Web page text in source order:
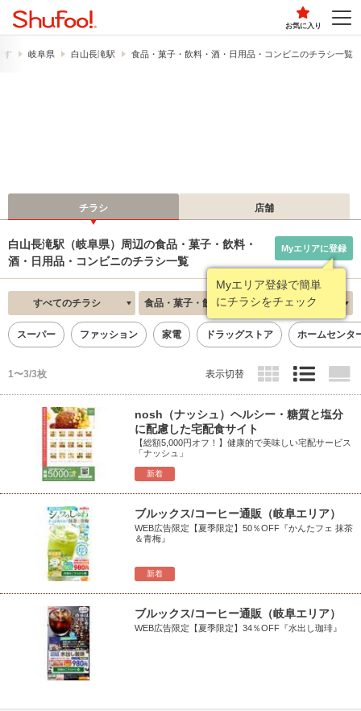
お気に入り
す 岐阜県 白山長滝駅 食品・菓子・飲料・酒・日用品・コンビニのチラシ一覧
チラシ 店舗
白山長滝駅（岐阜県）周辺の食品・菓子・飲料・
酒・日用品・コンビニのチラシ一覧
Myエリア登録で簡単
にチラシをチェック
Myエリアに登録
すべてのチラシ 食品・菓子・飲料・酒・日用品・コンビニ 新着順
スーパー ファッション 家電 ドラッグストア ホームセンタ
1〜3/3枚 表示切替
新着
nosh（ナッシュ）ヘルシー・糖質と塩分
に配慮した宅配食サイト
【総額5,000円オフ！】健康的で美味しい宅配サービス
「ナッシュ」
新着
ブルックス/コーヒー通販（岐阜エリア）
WEB広告限定【夏季限定】50％OFF『かんたフェ 抹茶
＆青梅』
ブルックス/コーヒー通販（岐阜エリア）
WEB広告限定【夏季限定】34％OFF『水出し珈琲』